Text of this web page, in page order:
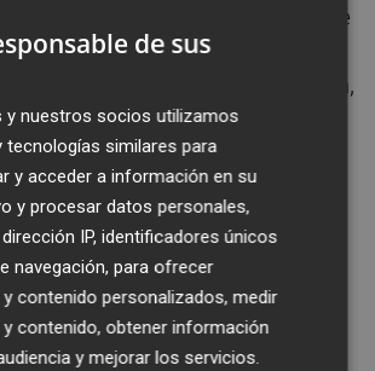
Dos años después fue
del Instituto de Cursos
CEU San Pablo de Valencia,
la implantación de las
Ciencias de la Comunicación
Publicidad y
y Comunicación
fundador de la Facultad de
del CEU San
y decano desde 1986
de sus
y nuestros socios utilizamos
tecnologías similares para
y acceder a información en su
y procesar datos personales,
IP, identificadores únicos
navegación, para ofrecer
contenido personalizados, medir
contenido, obtener información
y mejorar los servicios.